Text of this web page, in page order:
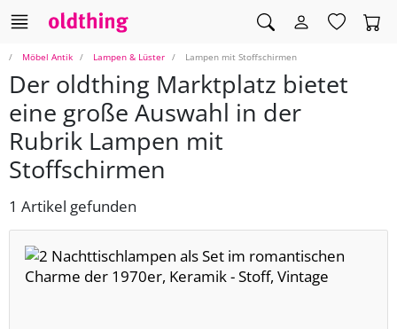
Möbel Antik Lampen & Lüster Lampen mit Stoffschirmen
Der oldthing Marktplatz bietet
eine große Auswahl in der
Rubrik Lampen mit
Stoffschirmen
1 Artikel gefunden